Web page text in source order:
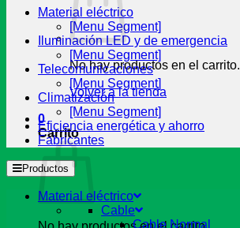
No hay productos en el carrito.
Volver a la tienda
0
Carrito
Material eléctrico
[Menu Segment]
Iluminación LED y de emergencia
[Menu Segment]
Telecomunicaciones
[Menu Segment]
Climatización
[Menu Segment]
Eficiencia energética y ahorro
Fabricantes
Productos
Material eléctrico
Cable
Cable Normal